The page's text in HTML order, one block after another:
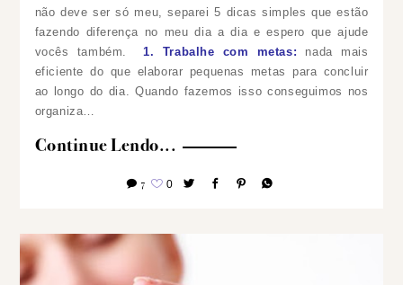
não deve ser só meu, separei 5 dicas simples que estão
fazendo diferença no meu dia a dia e espero que ajude
vocês também. 1. Trabalhe com metas: nada mais
eficiente do que elaborar pequenas metas para concluir
ao longo do dia. Quando fazemos isso conseguimos nos
organiza…
Continue Lendo...
7 0